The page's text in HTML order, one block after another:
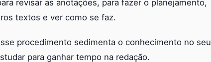
revisar as anotações, para fazer o planejamento,
textos e ver como se faz.
procedimento sedimenta o conhecimento no seu
para ganhar tempo na redação.